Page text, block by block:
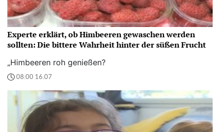
Experte erklärt, ob Himbeeren gewaschen werden
sollten: Die bittere Wahrheit hinter der süßen Frucht
„Himbeeren roh genießen?
08:00 16.07